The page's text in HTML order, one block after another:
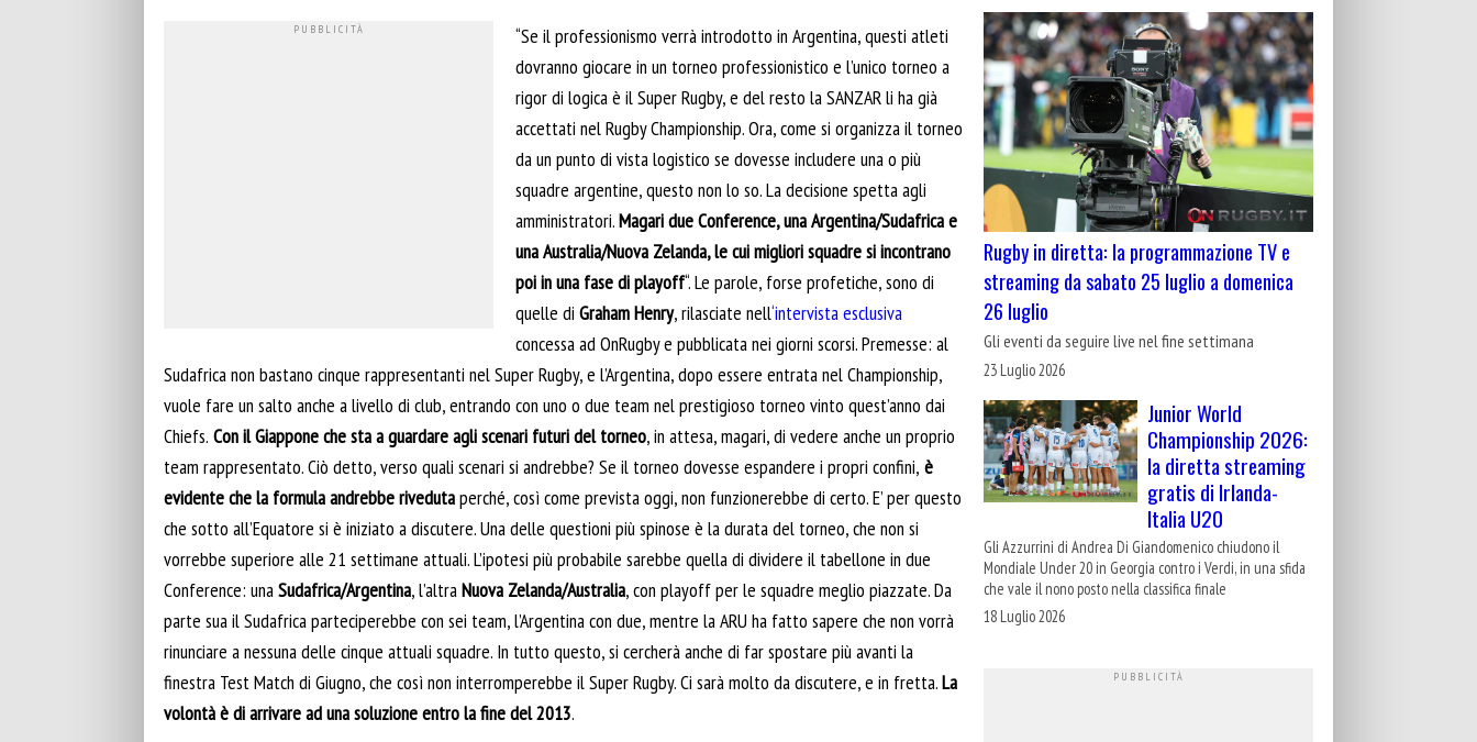
“Se il professionismo verrà introdotto in Argentina, questi atleti
dovranno giocare in un torneo professionistico e l’unico torneo a
rigor di logica è il Super Rugby, e del resto la SANZAR li ha già
accettati nel Rugby Championship. Ora, come si organizza il torneo
da un punto di vista logistico se dovesse includere una o più
squadre argentine, questo non lo so. La decisione spetta agli
amministratori.Magari due Conference, una Argentina/Sudafrica e
una Australia/Nuova Zelanda, le cui migliori squadre si incontrano
poi in una fase di playoff“. Le parole, forse profetiche, sono di
quelle di Graham Henry, rilasciate nell‘intervista esclusiva
concessa ad OnRugby e pubblicata nei giorni scorsi. Premesse: al
Sudafrica non bastano cinque rappresentanti nel Super Rugby, e l’Argentina, dopo essere entrata nel Championship,
vuole fare un salto anche a livello di club, entrando con uno o due team nel prestigioso torneo vinto quest’anno dai
Chiefs. Con il Giappone che sta a guardare agli scenari futuri del torneo, in attesa, magari, di vedere anche un proprio
team rappresentato. Ciò detto, verso quali scenari si andrebbe? Se il torneo dovesse espandere i propri confini, è
evidente che la formula andrebbe rivedutaperché, così come prevista oggi, non funzionerebbe di certo. E’ per questo
che sotto all’Equatore si è iniziato a discutere. Una delle questioni più spinose è la durata del torneo, che non si
vorrebbe superiore alle 21 settimane attuali. L’ipotesi più probabile sarebbe quella di dividere il tabellone in due
Conference: unaSudafrica/Argentina, l’altraNuova Zelanda/Australia, con playoff per le squadre meglio piazzate. Da
parte sua il Sudafrica parteciperebbe con sei team, l’Argentina con due, mentre la ARU ha fatto sapere che non vorrà
rinunciare a nessuna delle cinque attuali squadre. In tutto questo, si cercherà anche di far spostare più avanti la
finestra Test Match di Giugno, che così non interromperebbe il Super Rugby. Ci sarà molto da discutere, e in fretta.La
volontà è di arrivare ad una soluzione entro la fine del 2013.
Rugby in diretta: la programmazione TV e
streaming da sabato 25 luglio a domenica
26 luglio
Gli eventi da seguire live nel fine settimana
23 Luglio 2026
Junior World
Championship 2026:
la diretta streaming
gratis di Irlanda-
Italia U20
Gli Azzurrini di Andrea Di Giandomenico chiudono il
Mondiale Under 20 in Georgia contro i Verdi, in una sfida
che vale il nono posto nella classifica finale
18 Luglio 2026